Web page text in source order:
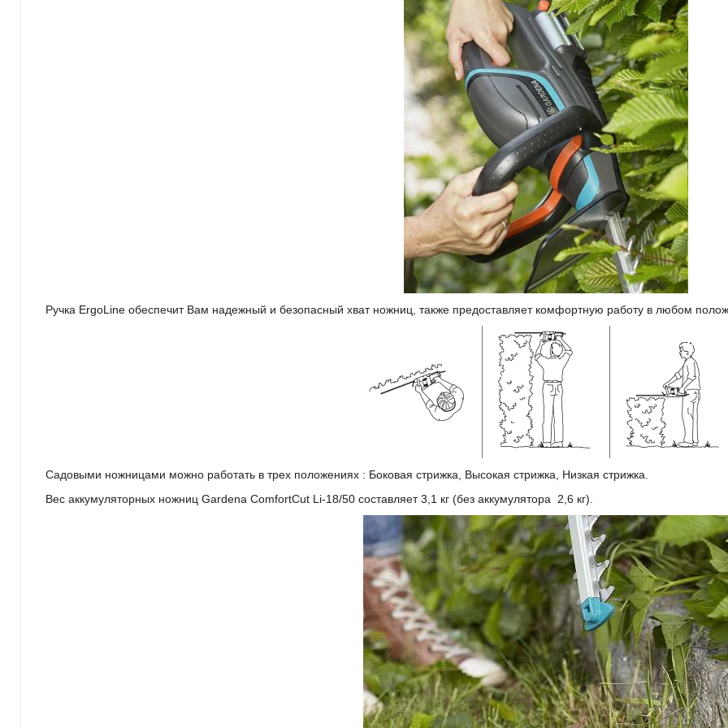
Ручка ErgoLine обеспечит Вам надежный и безопасный хват ножниц, также предоставляет комфортную работу в любом
Садовыми ножницами можно работать в трех положениях : Боковая стрижка, Высокая стрижка, Низкая стрижка.
Вес аккумуляторных ножниц Gardena ComfortCut Li-18/50 составляет 3,1 кг (без аккумулятора 2,6 кг).